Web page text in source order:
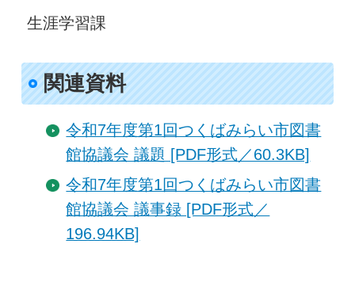
生涯学習課
関連資料
令和7年度第1回つくばみらい市図書
館協議会 議題 [PDF形式／60.3KB]
令和7年度第1回つくばみらい市図書
館協議会 議事録 [PDF形式／
196.94KB]